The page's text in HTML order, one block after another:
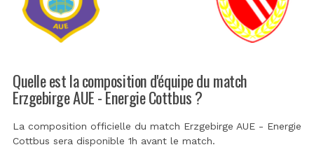
Quelle est la composition d'équipe du match
Erzgebirge AUE - Energie Cottbus ?
La composition officielle du match Erzgebirge AUE - Energie
Cottbus sera disponible 1h avant le match.